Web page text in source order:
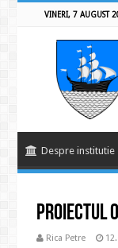
VINERI, 7 AUGUST
Despre institutie
Proiectul
Rica Petre